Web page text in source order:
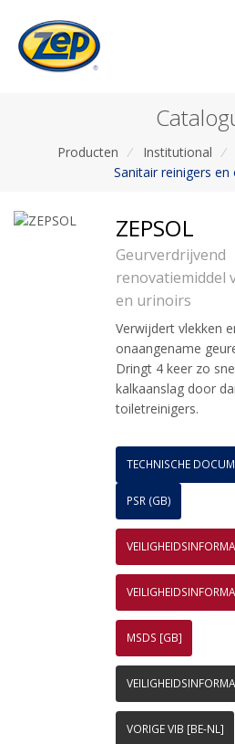
Producten / Institutional /
Sanitair reinigers en
ZEPSOL
Geurverdrijvend
renovatiemiddel
en urinoirs
Verwijdert vlekken
onaangename
Dringt 4 keer zo
kalkaanslag door
toiletreinigers.
TECHNISCHE
PSR (GB)
MSDS [GB]
VORIGE VIB [BE-NL]